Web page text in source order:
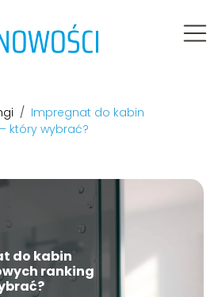
/ Impregnat do kabin
który wybrać?
do kabin
ranking